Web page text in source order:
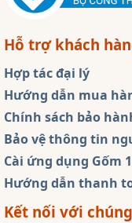
Hỗ trợ khách
Hợp tác đại lý
Hướng dẫn mua
Chính sách bảo
Bảo vệ thông tin
Cài ứng dụng Gốm
Hướng dẫn thanh
Kết nối với